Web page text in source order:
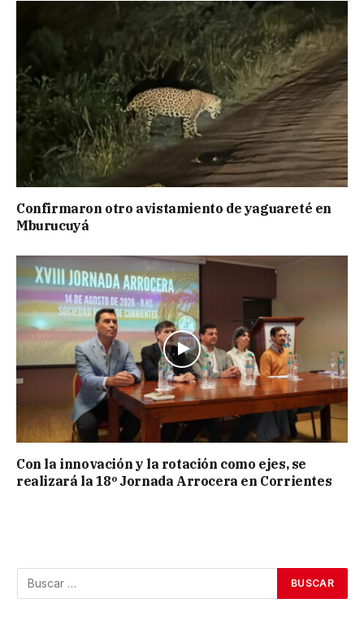
Confirmaron otro avistamiento de yaguareté en
Mburucuyá
Con la innovación y la rotación como ejes, se
realizará la 18º Jornada Arrocera en Corrientes